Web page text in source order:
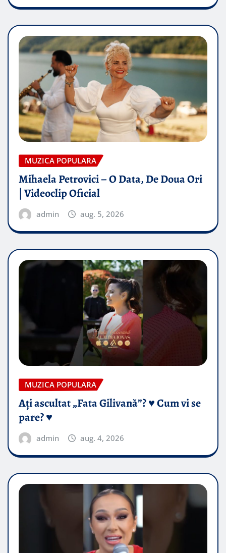
MUZICA POPULARA
Mihaela Petrovici – O Data, De Doua Ori
| Videoclip Oficial
admin aug. 5, 2026
MUZICA POPULARA
Ați ascultat „Fata Gilivană”? ♥️ Cum vi se
pare? ♥️
admin aug. 4, 2026